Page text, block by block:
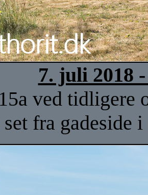
7. juli 2018
ved tidligere
fra gadeside